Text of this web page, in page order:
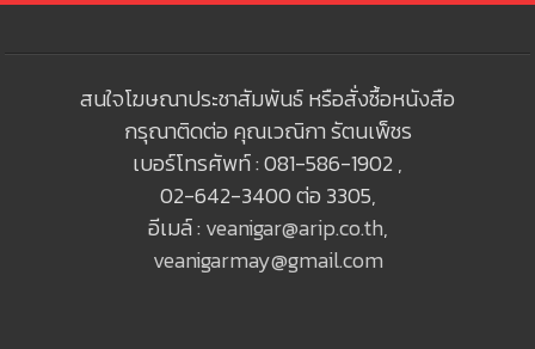
สนใจโฆษณาประชาสัมพันธ์ หรือสั่งซื้อหนังสือ
กรุณาติดต่อ คุณเวณิกา รัตนเพ็ชร
เบอร์โทรศัพท์ : 081-586-1902 ,
02-642-3400 ต่อ 3305,
อีเมล์ : veanigar@arip.co.th,
veanigarmay@gmail.com